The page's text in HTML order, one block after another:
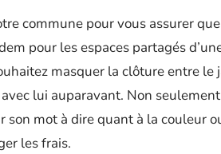
commune pour vous assurer
pour les espaces partagés
masquer la clôture entre
avec lui auparavant. Non
son mot à dire quant à la couleur
les frais.